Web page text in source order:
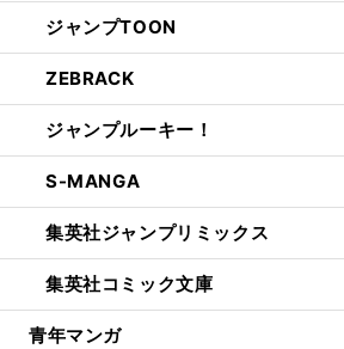
ジャンプTOON
ZEBRACK
ジャンプルーキー！
S-MANGA
集英社ジャンプリミックス
集英社コミック文庫
青年マンガ